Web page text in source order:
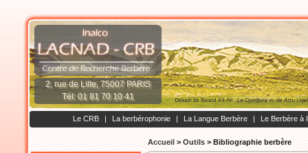
2, rue de Lille, 75007 PARIS
Tél: 01 81 70 10 41
Le CRB | La berbérophonie | La Langue Berbère | Le Berbère à
Accueil>Outils>Bibliographie berbère